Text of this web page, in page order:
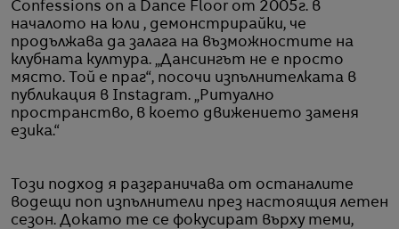
Confessions on a Dance Floor от 2005г. в
началото на юли , демонстрирайки, че
продължава да залага на възможностите на
клубната култура. „Дансингът не е просто
място. Той е праг“, посочи изпълнителката в
публикация в Instagram. „Ритуално
пространство, в което движението заменя
езика.“
Този подход я разграничава от останалите
водещи поп изпълнители през настоящия летен
сезон. Докато те се фокусират върху теми,